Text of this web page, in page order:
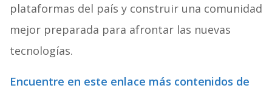
plataformas del país y construir una comunidad
mejor preparada para afrontar las nuevas
tecnologías.
Encuentre en este enlace más contenidos de